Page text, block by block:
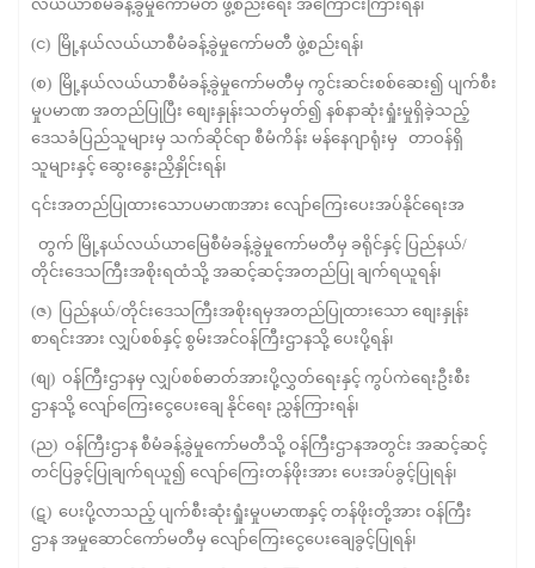
လယ်ယာစီမံခန့်ခွဲမှုကော်မတီ ဖွဲ့စည်းရေး အကြောင်းကြားရန်၊
(င) မြို့နယ်လယ်ယာစီမံခန့်ခွဲမှုကော်မတီ ဖွဲ့စည်းရန်၊
(စ) မြို့နယ်လယ်ယာစီမံခန့်ခွဲမှုကော်မတီမှ ကွင်းဆင်းစစ်ဆေး၍ ပျက်စီး
မှုပမာဏ အတည်ပြုပြီး စျေးနှုန်းသတ်မှတ်၍ နစ်နာဆုံးရှုံးမှုရှိခဲ့သည့်
ဒေသခံပြည်သူများမှ သက်ဆိုင်ရာ စီမံကိန်း မန်နေဂျာရုံးမှ တာဝန်ရှိ
သူများနှင့် ဆွေးနွေးညှိနှိုင်းရန်၊
၎င်းအတည်ပြုထားသောပမာဏအား လျော်ကြေးပေးအပ်နိုင်ရေးအ
တွက် မြို့နယ်လယ်ယာမြေစီမံခန့်ခွဲမှုကော်မတီမှ ခရိုင်နှင့် ပြည်နယ်/
တိုင်းဒေသကြီးအစိုးရထံသို့ အဆင့်ဆင့်အတည်ပြု ချက်ရယူရန်၊
(ဇ) ပြည်နယ်/တိုင်းဒေသကြီးအစိုးရမှအတည်ပြုထားသော စျေးနှုန်း
စာရင်းအား လျှပ်စစ်နှင့် စွမ်းအင်ဝန်ကြီးဌာနသို့ ပေးပို့ရန်၊
(စျ) ဝန်ကြီးဌာနမှ လျှပ်စစ်ဓာတ်အားပို့လွှတ်ရေးနှင့် ကွပ်ကဲရေးဦးစီး
ဌာနသို့ လျော်ကြေးငွေပေးချေ နိုင်ရေး ညွှန်ကြားရန်၊
(ည) ဝန်ကြီးဌာန စီမံခန့်ခွဲမှုကော်မတီသို့ ဝန်ကြီးဌာနအတွင်း အဆင့်ဆင့်
တင်ပြခွင့်ပြုချက်ရယူ၍ လျော်ကြေးတန်ဖိုးအား ပေးအပ်ခွင့်ပြုရန်၊
(ဋ) ပေးပို့လာသည့် ပျက်စီးဆုံးရှုံးမှုပမာဏနှင့် တန်ဖိုးတို့အား ဝန်ကြီး
ဌာန အမှုဆောင်ကော်မတီမှ လျော်ကြေးငွေပေးချေခွင့်ပြုရန်၊